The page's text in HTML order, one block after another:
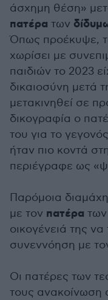
άσχημη θέση»
πατέρα των
Όπως προέκυψε,
χωρίσει με
παιδιών το 2023
δικαιοσύνη μετά
μετακινηθεί σε
δικογραφία ο
του για το
ήταν πιο κοντά
περιέγραφε ως
Παρόμοια
με τον πατέρα
οικογένειά της
συνεννόηση με
Οι πατέρες των
τους ανακοίνωση